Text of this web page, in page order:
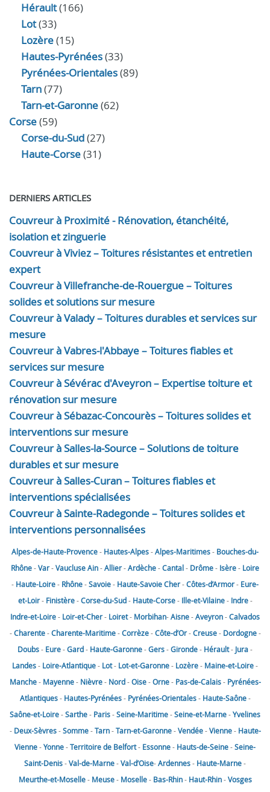
Hérault(166)
Lot(33)
Lozère(15)
Hautes-Pyrénées(33)
Pyrénées-Orientales(89)
Tarn(77)
Tarn-et-Garonne(62)
Corse(59)
Corse-du-Sud(27)
Haute-Corse(31)
DERNIERS ARTICLES
Couvreur à Proximité - Rénovation, étanchéité,
isolation et zinguerie
Couvreur à Viviez – Toitures résistantes et entretien
expert
Couvreur à Villefranche-de-Rouergue – Toitures
solides et solutions sur mesure
Couvreur à Valady – Toitures durables et services sur
mesure
Couvreur à Vabres-l'Abbaye – Toitures fiables et
services sur mesure
Couvreur à Sévérac d'Aveyron – Expertise toiture et
rénovation sur mesure
Couvreur à Sébazac-Concourès – Toitures solides et
interventions sur mesure
Couvreur à Salles-la-Source – Solutions de toiture
durables et sur mesure
Couvreur à Salles-Curan – Toitures fiables et
interventions spécialisées
Couvreur à Sainte-Radegonde – Toitures solides et
interventions personnalisées
Alpes-de-Haute-Provence- Hautes-Alpes-Alpes-Maritimes- Bouches-du-
Rhône-Var-VaucluseAin-Allier-Ardèche-Cantal- Drôme- Isère- Loire
- Haute-Loire- Rhône-Savoie- Haute-SavoieCher-Côtes-d’Armor- Eure-
et-Loir- Finistère-Corse-du-Sud- Haute-Corse- Ille-et-Vilaine- Indre-
Indre-et-Loire- Loir-et-Cher- Loiret- Morbihan-Aisne-Aveyron-Calvados
-Charente-Charente-Maritime-Corrèze-Côte-d’Or-Creuse- Dordogne-
Doubs- Eure-Gard- Haute-Garonne-Gers-Gironde- Hérault- Jura-
Landes- Loire-Atlantique- Lot- Lot-et-Garonne- Lozère- Maine-et-Loire-
Manche- Mayenne- Nièvre- Nord-Oise-Orne- Pas-de-Calais- Pyrénées-
Atlantiques- Hautes-Pyrénées- Pyrénées-Orientales- Haute-Saône-
Saône-et-Loire-Sarthe- Paris-Seine-Maritime-Seine-et-Marne-Yvelines
- Deux-Sèvres-Somme-Tarn-Tarn-et-Garonne-Vendée-Vienne- Haute-
Vienne-Yonne-Territoire de Belfort- Essonne- Hauts-de-Seine-Seine-
Saint-Denis-Val-de-Marne-Val-d’Oise-Ardennes- Haute-Marne-
Meurthe-et-Moselle- Meuse- Moselle- Bas-Rhin- Haut-Rhin-Vosges